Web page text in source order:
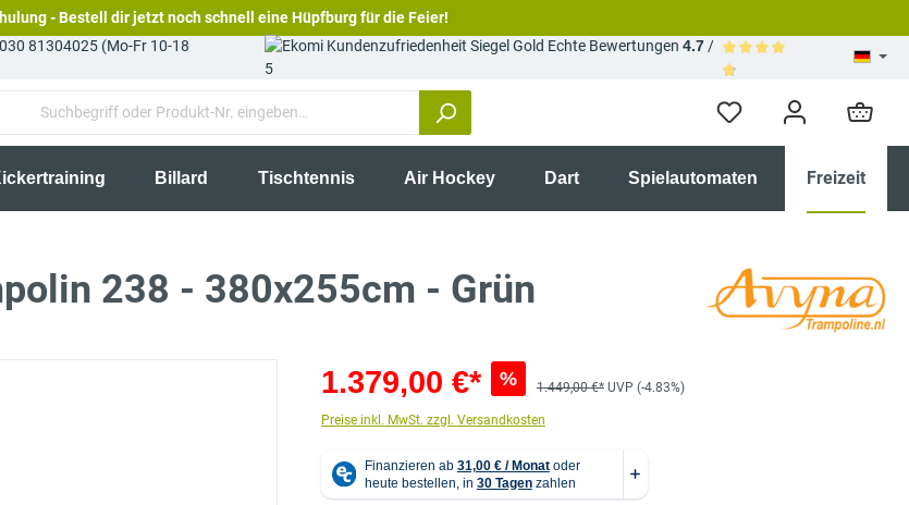
- Bestell dir jetzt noch schnell eine Hüpfburg für die Feier!
81304025 (Mo-Fr 10-18
Echte Bewertungen 4.7 /
5
Billard Tischtennis Air Hockey Dart Spielautomaten Freizeit
238 - 380x255cm - Grün
1.379,00 €* % 1.449,00 €* UVP (-4.83%)
Preise inkl. MwSt. zzgl. Versandkosten